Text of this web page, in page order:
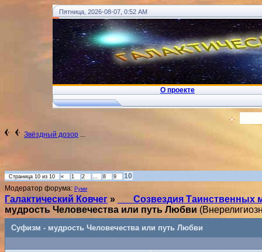
Пятница, 2026-08-07, 0:52 AM
О проекте
Вход
Звёздный дозор ...
Страница 10 из 10 « 1 2 … 8 9
10
Модератор форума: Руми
Галактический Ковчег »
___Созвездия Таинственных
мудрость Человечества или путь Любви
Суфизм - мудрость Человечества или путь Любви